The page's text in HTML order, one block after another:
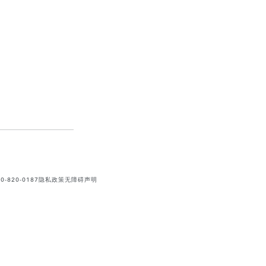
820-0187隐私政策无障碍声明